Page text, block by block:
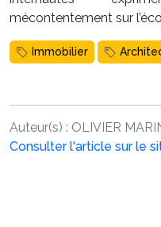
mécontentement sur
Immobilier
Auteur(s) : OLIVIER
Consulter l'article sur le